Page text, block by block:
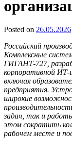
Posted on 26.05.2026
Российский
Комплексные
ГИГАНТ-727,
корпоративной ИТ-
включая
предприятия.
широкие
задач, так и
этом сократить
рабочем месте и